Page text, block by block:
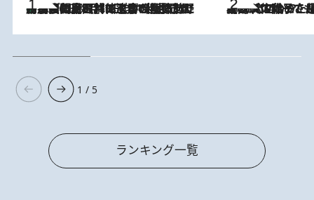
2026.8.8
「最後に見られてよかった」上野動物園の東園パンダ舎が解体前に特別公開。8月16日まで延長されたパネル展と共に辿る“半世紀”のパンダ飼育《解体工事の図面あり》 2026.8.5
【阿川佐和子さんの年とる力】なぜ70代で始めた趣味は“こんなに楽しい”のか？ ピアノ、俳句…スランプに陥っても続けられる“ある秘訣”とは
1 / 5
ランキング一覧